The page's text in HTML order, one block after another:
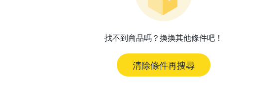
找不到商品嗎？換換其他條件吧！
清除條件再搜尋